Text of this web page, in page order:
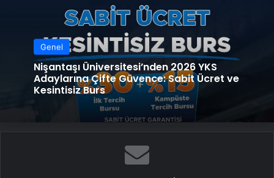
Genel
Nişantaşı Üniversitesi’nden 2026 YKS
Adaylarına Çifte Güvence: Sabit Ücret ve
Kesintisiz Burs